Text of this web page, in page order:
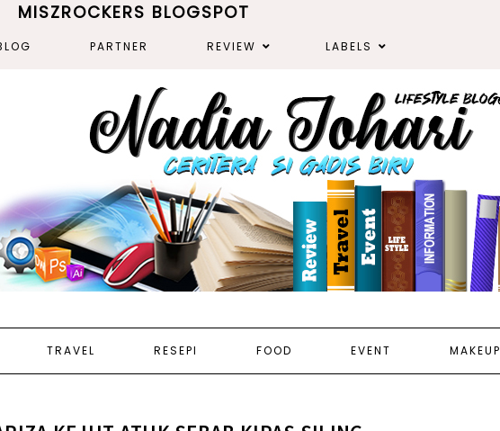
MISZROCKERS BLOGSPOT
PARTNER REVIEW LABELS
TRAVEL RESEPI FOOD EVENT MAKEUP